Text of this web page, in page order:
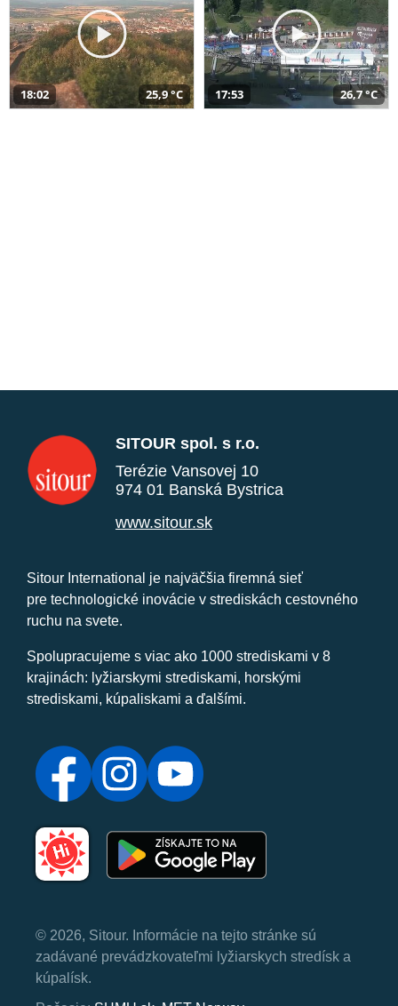
18:02 25,9 °C 17:53 26,7 °C
SITOUR spol. s r.o.
Terézie Vansovej 10
974 01 Banská Bystrica
www.sitour.sk
Sitour International je najväčšia firemná sieť
pre technologické inovácie v strediskách cestovného
ruchu na svete.
Spolupracujeme s viac ako 1000 strediskami v 8
krajinách: lyžiarskymi strediskami, horskými
strediskami, kúpaliskami a ďalšími.
© 2026, Sitour. Informácie na tejto stránke sú
zadávané prevádzkovateľmi lyžiarskych stredísk a
kúpalísk.